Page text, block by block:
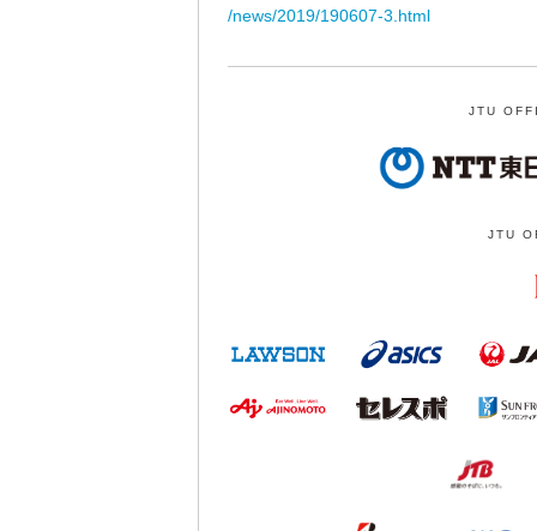
/news/2019/190607-3.html
JTU
JTU